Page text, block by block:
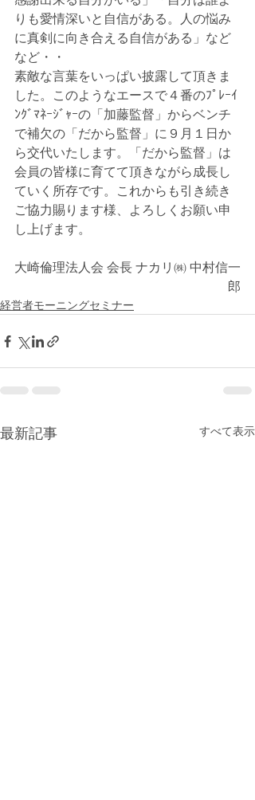
りも愛情深いと自信がある。人の悩み
に真剣に向き合える自信がある」など
など・・
素敵な言葉をいっぱい披露して頂きま
した。このようなエースで４番のﾌﾟﾚｰｲ
ﾝｸﾞﾏﾈｰｼﾞｬｰの「加藤監督」からベンチ
で補欠の「だから監督」に９月１日か
ら交代いたします。「だから監督」は
会員の皆様に育てて頂きながら成長し
ていく所存です。これからも引き続き
ご協力賜ります様、よろしくお願い申
し上げます。
大崎倫理法人会 会長 ナカリ㈱ 中村信一
郎
経営者モーニングセミナー
最新記事 すべて表示